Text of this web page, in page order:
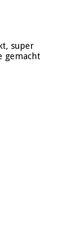
super
gemacht